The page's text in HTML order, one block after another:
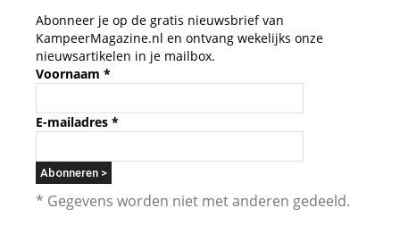
Abonneer je op de gratis nieuwsbrief van
KampeerMagazine.nl en ontvang wekelijks onze
nieuwsartikelen in je mailbox.
Voornaam *
E-mailadres *
* Gegevens worden niet met anderen gedeeld.